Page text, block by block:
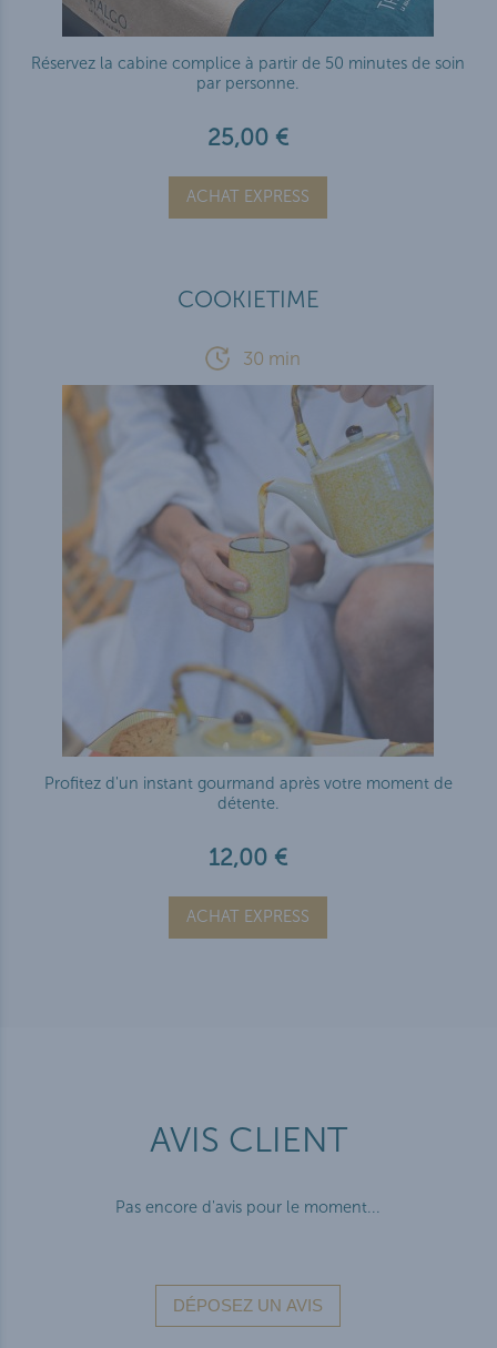
Réservez la cabine complice à partir de 50 minutes de soin
par personne.
25,00 €
ACHAT EXPRESS
COOKIETIME
30 min
Profitez d'un instant gourmand après votre moment de
détente.
12,00 €
ACHAT EXPRESS
AVIS CLIENT
Pas encore d'avis pour le moment...